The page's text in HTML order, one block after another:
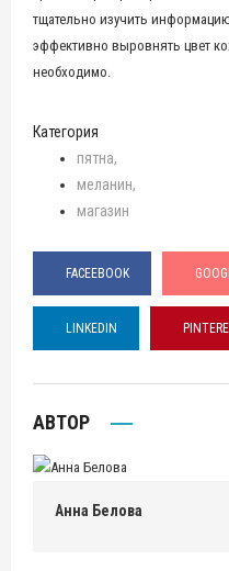
тщательно изучить
эффективно выровнять цвет
необходимо.
Категория
пятна
меланин
магазин
FACEEBOOK
LINKEDIN
АВТОР
Анна Белова